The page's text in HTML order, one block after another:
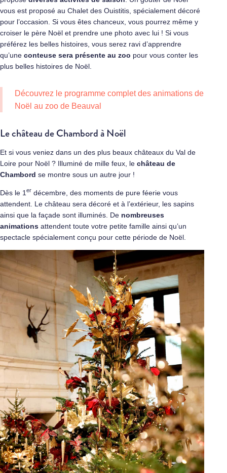
vous est proposé au Chalet des Ouistitis, spécialement décoré
pour l’occasion. Si vous êtes chanceux, vous pourrez même y
croiser le père Noël et prendre une photo avec lui ! Si vous
préférez les belles histoires, vous serez ravi d’apprendre
qu’une conteuse sera présente au zoo pour vous conter les
plus belles histoires de Noël.
Découvrez le programme complet des animations de
Noël au zoo de Beauval
Le château de Chambord à Noël
Et si vous veniez dans un des plus beaux châteaux du Val de
Loire pour Noël ? Illuminé de mille feux, le château de
Chambord se montre sous un autre jour !
Dès le 1 er décembre, des moments de pure féerie vous
attendent. Le château sera décoré et à l’extérieur, les sapins
ainsi que la façade sont illuminés. De nombreuses
animations attendent toute votre petite famille ainsi qu’un
spectacle spécialement conçu pour cette période de Noël.